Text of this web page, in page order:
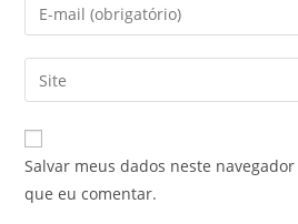
Salvar meus dados neste
que eu comentar.